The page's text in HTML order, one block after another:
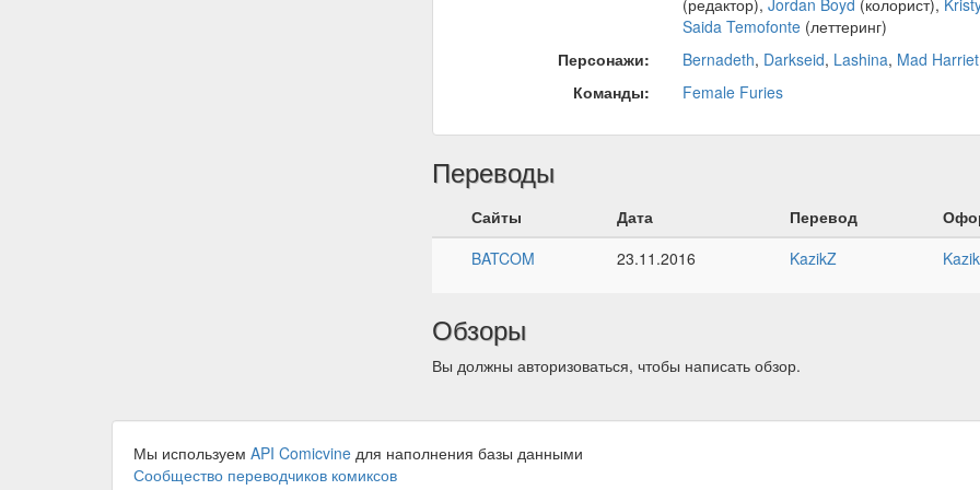
(редактор), Jordan Boyd (колорист),
Saida Temofonte(леттеринг)
Персонажи:
Bernadeth, Darkseid, Lashina, Mad Harriet
Команды:
Female Furies
Переводы
Сайты Дата Перевод
BATCOM
23.11.2016 KazikZ
Обзоры
Вы должны авторизоваться, чтобы написать обзор.
Мы используем API Comicvine для наполнения базы данными
Сообщество переводчиков комиксов